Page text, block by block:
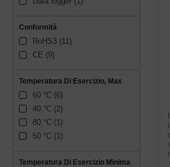
Conformità
RoHS3 (11)
CE (9)
Temperatura Di Esercizio, Max
60 °C (6)
40 °C (2)
80 °C (1)
50 °C (1)
Temperatura Di Esercizio Minima